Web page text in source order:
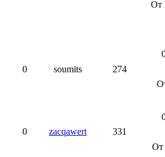
От
0 soumits 274
0 zacqawert 331
От